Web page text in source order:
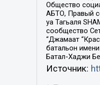
Общество
АБТО, Правый
уа Тагьаля
сообщество
“Джамаат
батальон
Батал-Хаджи
Источник: